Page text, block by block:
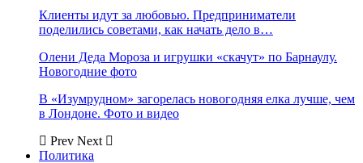
Клиенты идут за любовью. Предприниматели
поделились советами, как начать дело в…
Олени Деда Мороза и игрушки «скачут» по Барнаулу.
Новогодние фото
В «Изумрудном» загорелась новогодняя елка лучше, чем
в Лондоне. Фото и видео
Prev Next
Политика